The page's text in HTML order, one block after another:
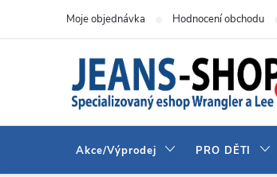
Moje objednávka Hodnocení obchodu
Akce/Výprodej PRO DĚTI